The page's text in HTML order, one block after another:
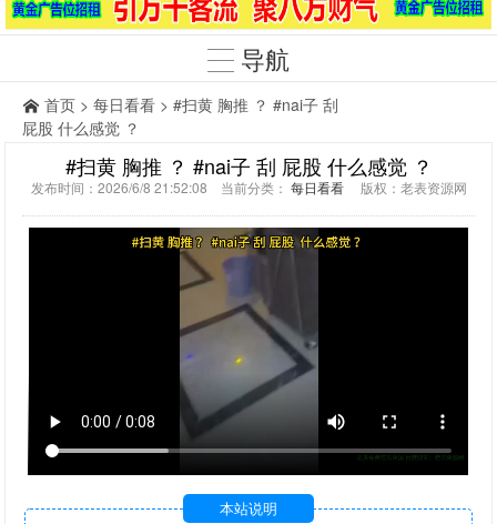
导航
首页 > 每日看看 > #扫黄 胸推 ？ #nai子 刮
屁股 什么感觉 ？
#扫黄 胸推 ？ #nai子 刮 屁股 什么感觉 ？
发布时间：2026/6/8 21:52:08 当前分类： 每日看看版权：老表资源网
本站说明